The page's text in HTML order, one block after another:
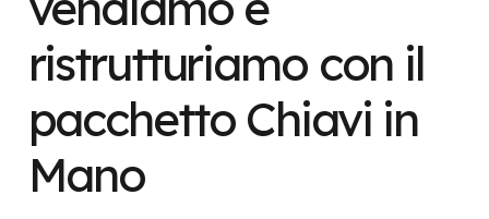
ristrutturiamo con il
pacchetto Chiavi in
Mano